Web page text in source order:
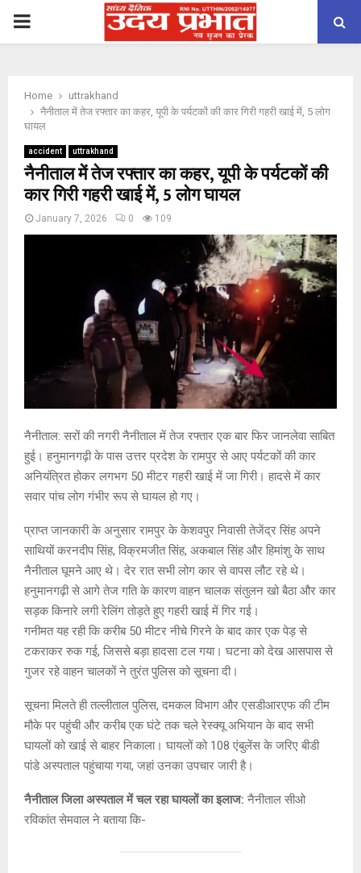
PRIMARY
Home
uttrakhand
नैनीताल में तेज रफ्तार का कहर, यूपी के पर्यटकों की कार गिरी गहरी खाई में, 5 लोग
घायल
accident uttrakhand
नैनीताल में तेज रफ्तार का कहर, यूपी के पर्यटकों की
कार गिरी गहरी खाई में, 5 लोग घायल
January 7, 2026 0 109
नैनीताल: सरों की नगरी नैनीताल में तेज रफ्तार एक बार फिर जानलेवा साबित
हुई। हनुमानगढ़ी के पास उत्तर प्रदेश के रामपुर से आए पर्यटकों की कार
अनियंत्रित होकर लगभग 50 मीटर गहरी खाई में जा गिरी। हादसे में कार
सवार पांच लोग गंभीर रूप से घायल हो गए।
प्राप्त जानकारी के अनुसार रामपुर के केशवपुर निवासी तेजेंद्र सिंह अपने
साथियों करनदीप सिंह, विक्रमजीत सिंह, अकबाल सिंह और हिमांशु के साथ
नैनीताल घूमने आए थे। देर रात सभी लोग कार से वापस लौट रहे थे।
हनुमानगढ़ी से आगे तेज गति के कारण वाहन चालक संतुलन खो बैठा और कार
सड़क किनारे लगी रेलिंग तोड़ते हुए गहरी खाई में गिर गई।
गनीमत यह रही कि करीब 50 मीटर नीचे गिरने के बाद कार एक पेड़ से
टकराकर रुक गई, जिससे बड़ा हादसा टल गया। घटना को देख आसपास से
गुजर रहे वाहन चालकों ने तुरंत पुलिस को सूचना दी।
सूचना मिलते ही तल्लीताल पुलिस, दमकल विभाग और एसडीआरएफ की टीम
मौके पर पहुंची और करीब एक घंटे तक चले रेस्क्यू अभियान के बाद सभी
घायलों को खाई से बाहर निकाला। घायलों को 108 एंबुलेंस के जरिए बीडी
पांडे अस्पताल पहुंचाया गया, जहां उनका उपचार जारी है।
नैनीताल जिला अस्पताल में चल रहा घायलों का इलाज: नैनीताल सीओ
रविकांत सेमवाल ने बताया कि-